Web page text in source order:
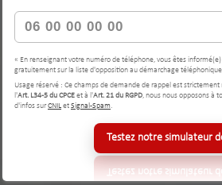
« En renseignant votre numéro de téléphone, vous êtes
gratuitement sur la liste d'opposition au démarchage téléphonique
Usage réservé : Ce champs de demande de rappel est
l'Art. L34-5 du CPCEet à l'Art. 21 du RGPD, nous nous opposons à
d'infos surCNILetSignal-Spam.
Testez notre simulateur